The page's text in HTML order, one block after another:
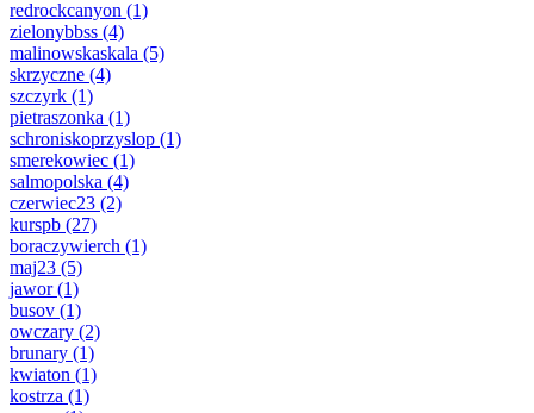
redrockcanyon (1)
zielonybbss (4)
malinowskaskala (5)
skrzyczne (4)
szczyrk (1)
pietraszonka (1)
schroniskoprzyslop (1)
smerekowiec (1)
salmopolska (4)
czerwiec23 (2)
kurspb (27)
boraczywierch (1)
maj23 (5)
jawor(1)
busov (1)
owczary (2)
brunary (1)
kwiaton (1)
kostrza (1)